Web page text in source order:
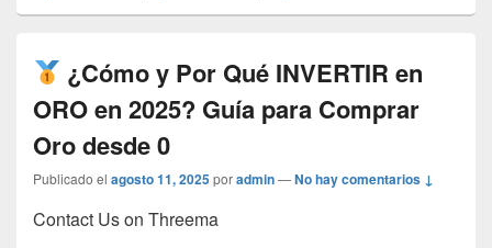
¿Cómo y Por Qué INVERTIR en
ORO en 2025? Guía para Comprar
Oro desde 0
Publicado el agosto 11, 2025poradmin—No hay comentarios ↓
Contact Us on Threema